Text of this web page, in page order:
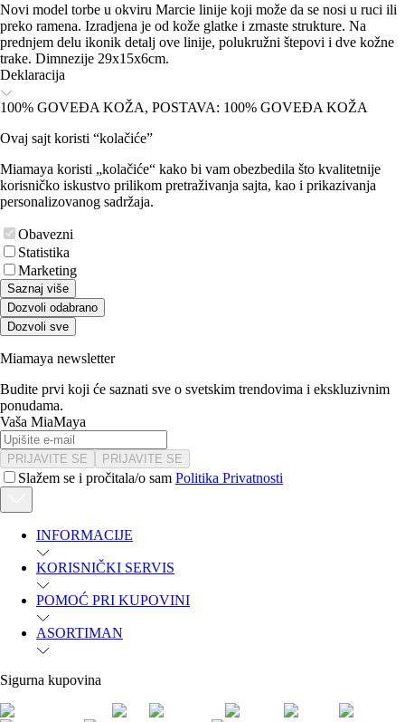
Novi model torbe u okviru Marcie linije koji može da se nosi u ruci ili
preko ramena. Izradjena je od kože glatke i zrnaste strukture. Na
prednjem delu ikonik detalj ove linije, polukružni štepovi i dve kožne
trake. Dimnezije 29x15x6cm.
Deklaracija
100% GOVEĐA KOŽA, POSTAVA: 100% GOVEĐA KOŽA
Ovaj sajt koristi “kolačiće”
Miamaya koristi „kolačiće“ kako bi vam obezbedila što kvalitetnije
korisničko iskustvo prilikom pretraživanja sajta, kao i prikazivanja
personalizovanog sadržaja.
Obavezni
Statistika
Marketing
Saznaj više
Dozvoli odabrano
Dozvoli sve
Miamaya newsletter
Budite prvi koji će saznati sve o svetskim trendovima i ekskluzivnim
ponudama.
Vaša MiaMaya
PRIJAVITE SE PRIJAVITE SE
Slažem se i pročitala/o sam Politika Privatnosti
INFORMACIJE
KORISNIČKI SERVIS
POMOĆ PRI KUPOVINI
ASORTIMAN
Sigurna kupovina